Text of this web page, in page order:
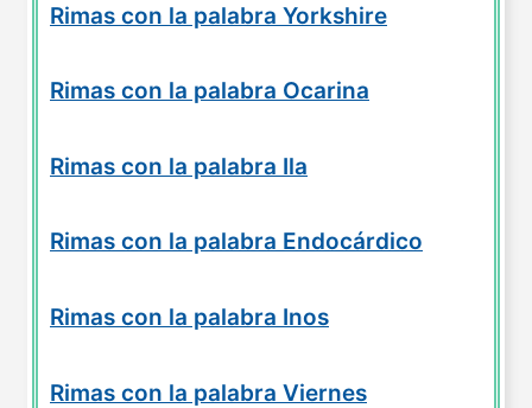
Rimas con la palabra Yorkshire
Rimas con la palabra Ocarina
Rimas con la palabra Ila
Rimas con la palabra Endocárdico
Rimas con la palabra Inos
Rimas con la palabra Viernes